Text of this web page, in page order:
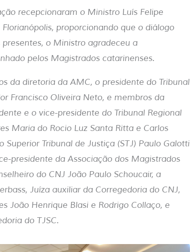
recepcionaram o Ministro Luís Felipe
proporcionando que o diálogo
o Ministro agradeceu a
pelos Magistrados catarinenses.
da diretoria da AMC, o presidente do Tribunal
Francisco Oliveira Neto, e membros da
e o vice-presidente do Tribunal Regional
Maria do Rocio Luz Santa Ritta e Carlos
Tribunal de Justiça (STJ) Paulo Galotti
presidente da Associação dos Magistrados
do CNJ João Paulo Schoucair, a
Juíza auxiliar da Corregedoria do CNJ,
João Henrique Blasi e Rodrigo Collaço, e
do TJSC.